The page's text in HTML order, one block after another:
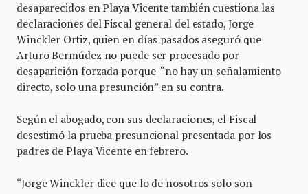
desaparecidos en Playa Vicente también cuestiona las
declaraciones del Fiscal general del estado, Jorge
Winckler Ortiz, quien en días pasados aseguró que
Arturo Bermúdez no puede ser procesado por
desaparición forzada porque “no hay un señalamiento
directo, solo una presunción” en su contra.
Según el abogado, con sus declaraciones, el Fiscal
desestimó la prueba presuncional presentada por los
padres de Playa Vicente en febrero.
“Jorge Winckler dice que lo de nosotros solo son